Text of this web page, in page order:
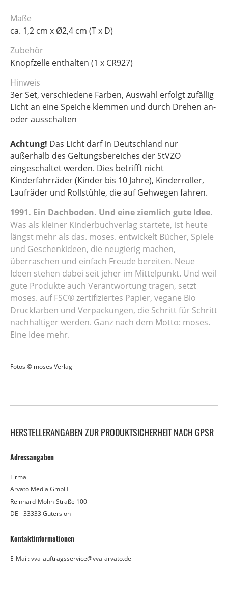
Maße
ca. 1,2 cm x Ø2,4 cm (T x D)
Zubehör
Knopfzelle enthalten (1 x CR927)
Hinweis
3er Set, verschiedene Farben, Auswahl erfolgt zufällig
Licht an eine Speiche klemmen und durch Drehen an-
oder ausschalten
Achtung! Das Licht darf in Deutschland nur
außerhalb des Geltungsbereiches der StVZO
eingeschaltet werden. Dies betrifft nicht
Kinderfahrräder (Kinder bis 10 Jahre), Kinderroller,
Laufräder und Rollstühle, die auf Gehwegen fahren.
1991. Ein Dachboden. Und eine ziemlich gute Idee.
Was als kleiner Kinderbuchverlag startete, ist heute
längst mehr als das. moses. entwickelt Bücher, Spiele
und Geschenkideen, die neugierig machen,
überraschen und einfach Freude bereiten. Neue
Ideen stehen dabei seit jeher im Mittelpunkt. Und weil
gute Produkte auch Verantwortung tragen, setzt
moses. auf FSC® zertifiziertes Papier, vegane Bio
Druckfarben und Verpackungen, die Schritt für Schritt
nachhaltiger werden. Ganz nach dem Motto: moses.
Eine Idee mehr.
Fotos © moses Verlag
HERSTELLERANGABEN ZUR PRODUKTSICHERHEIT NACH GPSR
Adressangaben
Firma
Arvato Media GmbH
Reinhard-Mohn-Straße 100
DE - 33333 Gütersloh
Kontaktinformationen
E-Mail: vva-auftragsservice@vva-arvato.de